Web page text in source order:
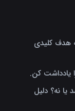
هدف کلیدی
یادداشت کن.
نه؟ دلیل